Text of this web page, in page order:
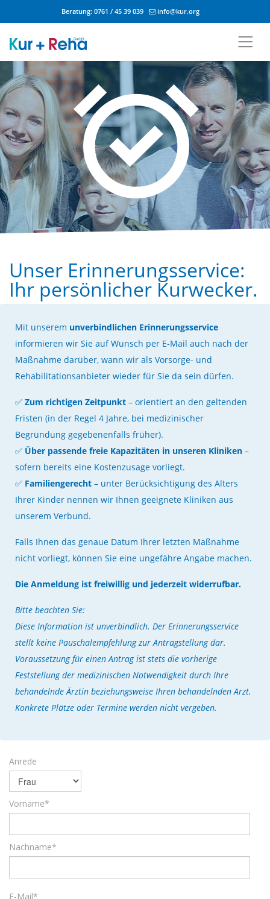
Beratung: 0761 / 45 39 039 info@kur.org
Unser Erinnerungsservice:
Ihr persönlicher Kurwecker.
Mit unserem unverbindlichen Erinnerungsservice
informieren wir Sie auf Wunsch per E-Mail auch nach der
Maßnahme darüber, wann wir als Vorsorge- und
Rehabilitationsanbieter wieder für Sie da sein dürfen.
✅ Zum richtigen Zeitpunkt – orientiert an den geltenden
Fristen (in der Regel 4 Jahre, bei medizinischer
Begründung gegebenenfalls früher).
✅ Über passende freie Kapazitäten in unseren Kliniken –
sofern bereits eine Kostenzusage vorliegt.
✅ Familiengerecht – unter Berücksichtigung des Alters
Ihrer Kinder nennen wir Ihnen geeignete Kliniken aus
unserem Verbund.
Falls Ihnen das genaue Datum Ihrer letzten Maßnahme
nicht vorliegt, können Sie eine ungefähre Angabe machen.
Die Anmeldung ist freiwillig und jederzeit widerrufbar.
Bitte beachten Sie:
Diese Information ist unverbindlich. Der Erinnerungsservice
stellt keine Pauschalempfehlung zur Antragstellung dar.
Voraussetzung für einen Antrag ist stets die vorherige
Feststellung der medizinischen Notwendigkeit durch Ihre
behandelnde Ärztin beziehungsweise Ihren behandelnden Arzt.
Konkrete Plätze oder Termine werden nicht vergeben.